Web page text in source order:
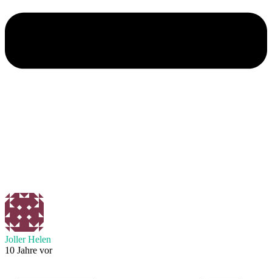
Joller Helen
10 Jahre vor